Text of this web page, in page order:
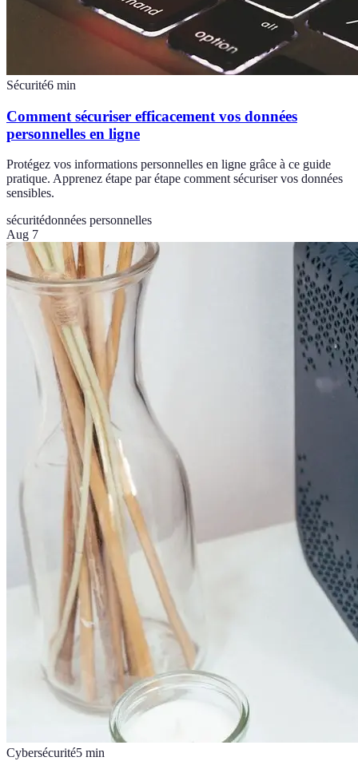
Sécurité6 min
Comment sécuriser efficacement vos données
personnelles en ligne
Protégez vos informations personnelles en ligne grâce à ce guide
pratique. Apprenez étape par étape comment sécuriser vos données
sensibles.
sécuritédonnées personnelles
Aug 7
Cybersécurité5 min